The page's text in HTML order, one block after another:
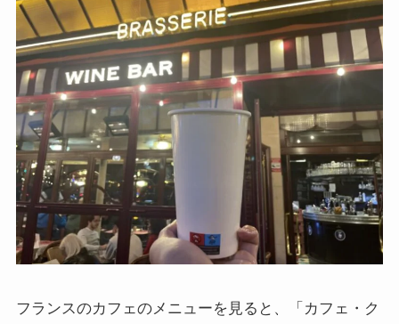
フランスのカフェのメニューを見ると、「カフェ・ク